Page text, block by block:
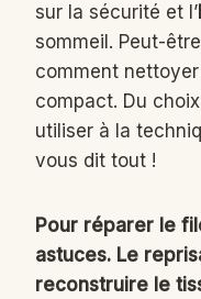
sur la sécurité et l’
sommeil. Peut-
comment
compact. Du
utiliser à la
vous dit tout !
Pour réparer le
astuces. Le
reconstruire le